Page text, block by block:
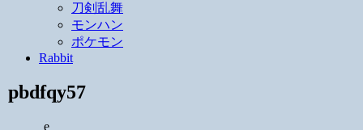
刀剣乱舞
モンハン
ポケモン
Rabbit
pbdfqy57
e